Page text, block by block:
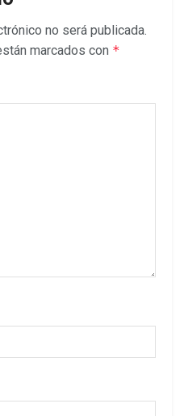
no será publicada.
marcados con *